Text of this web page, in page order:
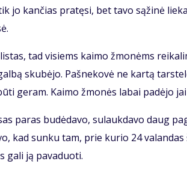
jo kan­čias pra­tę­si, bet ta­vo są­ži­nė
tad vi­siems kai­mo žmo­nėms
sku­bė­jo. Pa­šne­ko­vė ne kar­tą
ge­ram. Kai­mo žmo­nės la­bai pa­dė­jo
pa­ras bu­dė­da­vo, su­lauk­da­vo daug
kad sun­ku tam, prie ku­rio 24
ga­li ją pa­va­duo­ti.